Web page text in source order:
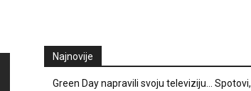
Najnovije
Green Day napravili svoju televiziju… Spotovi,